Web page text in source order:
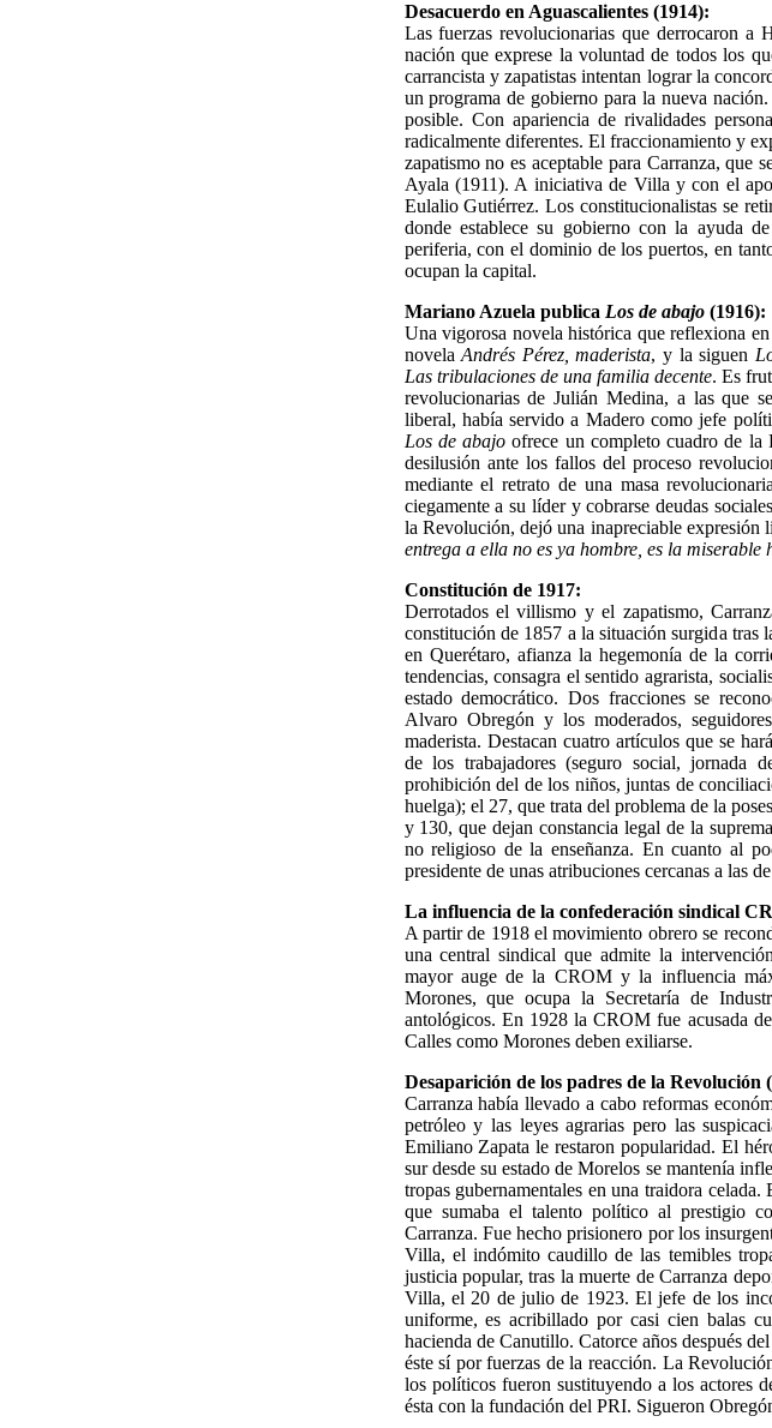
Desacuerdo en Aguascalientes (1914):
Las fuerzas revolucionarias que derrocaron a
nación que exprese la voluntad de todos los
carrancista y zapatistas intentan lograr la
un programa de gobierno para la nueva
posible. Con apariencia de rivalidades
radicalmente diferentes. El fraccionamiento y
zapatismo no es aceptable para Carranza, que
Ayala (1911). A iniciativa de Villa y con el
Eulalio Gutiérrez. Los constitucionalistas se
donde establece su gobierno con la ayuda
periferia, con el dominio de los puertos, en
ocupan la capital.
Mariano Azuela publica Los de abajo(1916):
Una vigorosa novela histórica que reflexiona
novelaAndrés Pérez, maderista, y la siguen
Las tribulaciones de una familia decente. Es
revolucionarias de Julián Medina, a las que
liberal, había servido a Madero como jefe
Los de abajo ofrece un completo cuadro de la
desilusión ante los fallos del proceso
mediante el retrato de una masa
ciegamente a su líder y cobrarse deudas
la Revolución, dejó una inapreciable expresión
entrega a ella no es ya hombre, es la
Constitución de 1917:
Derrotados el villismo y el zapatismo,
constitución de 1857 a la situación surgida
en Querétaro, afianza la hegemonía de la
tendencias, consagra el sentido agrarista,
estado democrático. Dos fracciones se
Alvaro Obregón y los moderados,
maderista. Destacan cuatro artículos que se
de los trabajadores (seguro social, jornada
prohibición del de los niños, juntas de
huelga); el 27, que trata del problema de la
y 130, que dejan constancia legal de la
no religioso de la enseñanza. En cuanto al
presidente de unas atribuciones cercanas a las
La influencia de la confederación sindical
A partir de 1918 el movimiento obrero se
una central sindical que admite la
mayor auge de la CROM y la influencia
Morones, que ocupa la Secretaría de
antológicos. En 1928 la CROM fue acusada
Calles como Morones deben exiliarse.
Desaparición de los padres de la Revolución
Carranza había llevado a cabo reformas
petróleo y las leyes agrarias pero las
Emiliano Zapata le restaron popularidad. El
sur desde su estado de Morelos se mantenía
tropas gubernamentales en una traidora
que sumaba el talento político al prestigio
Carranza. Fue hecho prisionero por los
Villa, el indómito caudillo de las temibles
justicia popular, tras la muerte de Carranza
Villa, el 20 de julio de 1923. El jefe de los
uniforme, es acribillado por casi cien balas
hacienda de Canutillo. Catorce años después
éste sí por fuerzas de la reacción. La
los políticos fueron sustituyendo a los actores
ésta con la fundación del PRI. Sigueron